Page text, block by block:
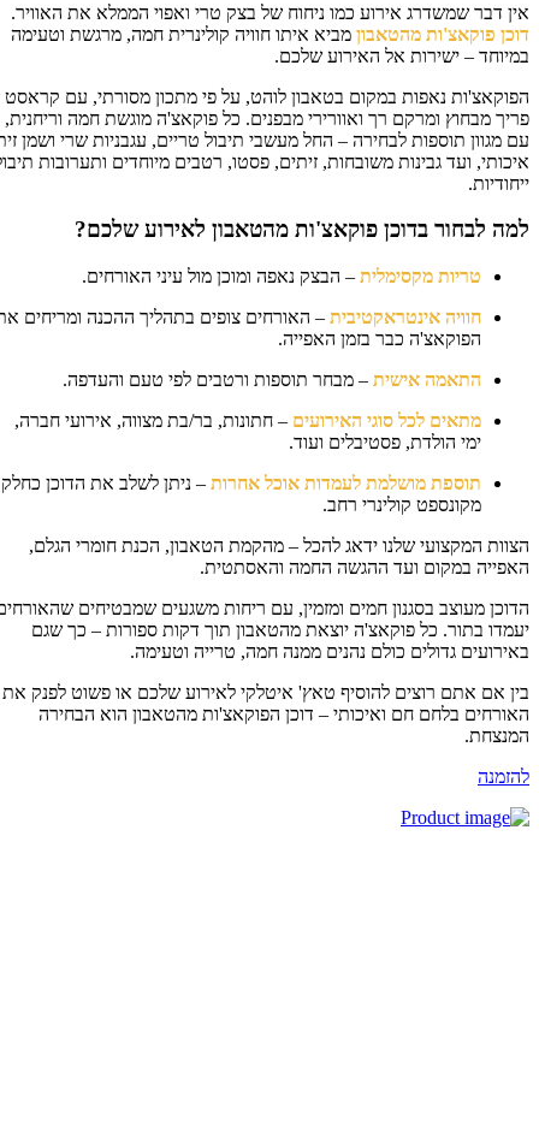
דבר שמשדרג אירוע כמו ניחוח של בצק טרי ואפוי הממלא את האוויר.
פוקאצ'ות מהטאבוןמביא איתו חוויה קולינרית חמה, מרגשת וטעימה
– ישירות אל האירוע שלכם.
נאפות במקום בטאבון לוהט, על פי מתכון מסורתי, עם קראסט
מבחוץ ומרקם רך ואוורירי מבפנים. כל פוקאצ'ה מוגשת חמה וריחנית,
מגוון תוספות לבחירה – החל מעשבי תיבול טריים, עגבניות שרי ושמן זית
ועד גבינות משובחות, זיתים, פסטו, רטבים מיוחדים ותערובות תיבול
לבחור בדוכן פוקאצ'ות מהטאבון לאירוע שלכם?
טריות מקסימלית– הבצק נאפה ומוכן מול עיני האורחים.
חוויה אינטראקטיבית– האורחים צופים בתהליך ההכנה ומריחים את
הפוקאצ'ה כבר בזמן האפייה.
התאמה אישית– מבחר תוספות ורטבים לפי טעם והעדפה.
מתאים לכל סוגי האירועים– חתונות, בר/בת מצווה, אירועי חברה,
ימי הולדת, פסטיבלים ועוד.
תוספת מושלמת לעמדות אוכל אחרות– ניתן לשלב את הדוכן כחלק
מקונספט קולינרי רחב.
המקצועי שלנו ידאג להכל – מהקמת הטאבון, הכנת חומרי הגלם,
במקום ועד ההגשה החמה והאסתטית.
מעוצב בסגנון חמים ומזמין, עם ריחות משגעים שמבטיחים שהאורחים
בתור. כל פוקאצ'ה יוצאת מהטאבון תוך דקות ספורות – כך שגם
גדולים כולם נהנים ממנה חמה, טרייה וטעימה.
אם אתם רוצים להוסיף טאץ' איטלקי לאירוע שלכם או פשוט לפנק את
בלחם חם ואיכותי – דוכן הפוקאצ'ות מהטאבון הוא הבחירה